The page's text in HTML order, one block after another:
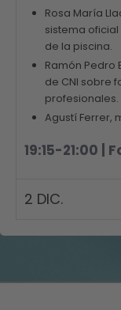
Rosa María
sistema
de la piscina.
Ramón Pedro
de CNI sobre
profesionales.
Agustí Ferrer,
19:15-21:00 |
2 DIC.